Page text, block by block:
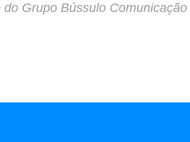
Grupo Bússulo Comunicação